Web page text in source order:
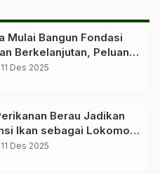
Mulai Bangun Fondasi
Berkelanjutan, Peluang
Hijau Makin Terbuka
Des 2025
Berau Jadikan
Ikan sebagai Lokomotif
Dorong Masyarakat
Des 2025